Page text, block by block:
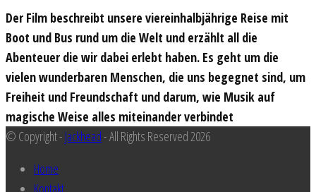
Der Film beschreibt unsere viereinhalbjährige Reise mit
Boot und Bus rund um die Welt und erzählt all die
Abenteuer die wir dabei erlebt haben. Es geht um die
vielen wunderbaren Menschen, die uns begegnet sind, um
Freiheit und Freundschaft und darum, wie Musik auf
magische Weise alles miteinander verbindet
© Copyright - Jackhead- All Rights Reserved 2026
Home
Kontakt